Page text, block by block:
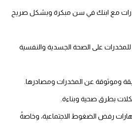
مع ابنك في سن مبكرة وبشكل صريح
للمخدرات على الصحة الجسدية والنفسية
وموثوقة عن المخدرات ومصادرها.
بطرق صحية وبناءة.
رفض الضغوط الاجتماعية، وخاصةً